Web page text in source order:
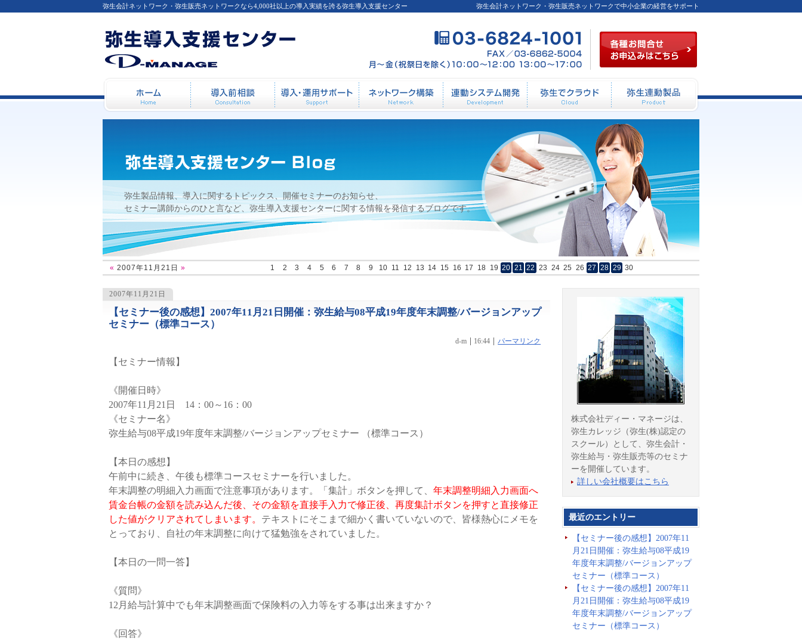
2007年11月21日
弥生会計ネットワーク・弥生販売ネットワークで中小企業の経営をサポート
弥生会計ネットワーク・弥生販売ネットワークなら4,000社以上の導入実績を誇る弥生導入支援センター
弥生製品情報、導入に関するトピックス、開催セミナーのお知らせ、
セミナー講師からのひと言など、弥生導入支援センターに関する情報を発信するブログです。
«2007年11月21日 » 1 2 3 4 5 6 7 8 9 10 11 12 13 14 15 16 17 18 19 20 21 22 23 24 25 26 27 28 29 30
2007年11月21日
【セミナー後の感想】2007年11月21日開催：弥生給与08平成19年度年末調整/バージョンアップ
セミナー（標準コース）
d-m 16:44 パーマリンク
【セミナー情報】
《開催日時》
2007年11月21日 14：00～16：00
《セミナー名》
弥生給与08平成19年度年末調整/バージョンアップセミナー （標準コース）
【本日の感想】
午前中に続き、午後も標準コースセミナーを行いました。
年末調整の明細入力画面で注意事項があります。「集計」ボタンを押して、 年末調整明細入力画面へ
賃金台帳の金額を読み込んだ後、その金額を直接手入力で修正後、再度集計ボタンを押すと直接修正
した値がクリアされてしまいます。 テキストにそこまで細かく書いていないので、皆様熱心にメモを
とっており、自社の年末調整に向けて猛勉強をされていました。
【本日の一問一答】
《質問》
12月給与計算中でも年末調整画面で保険料の入力等をする事は出来ますか？
《回答》
株式会社ディー・マネージは、
弥生カレッジ（弥生(株)認定の
スクール）として、弥生会計・
弥生給与・弥生販売等のセミナ
ーを開催しています。
詳しい会社概要はこちら
最近のエントリー
【セミナー後の感想】2007年11
月21日開催：弥生給与08平成19
年度年末調整/バージョンアップ
セミナー（標準コース）
【セミナー後の感想】2007年11
月21日開催：弥生給与08平成19
年度年末調整/バージョンアップ
セミナー（標準コース）
00～
ホーム 導入前相談 導入・運用サポート ネットワーク構築 連動システム開発 弥生でクラウド